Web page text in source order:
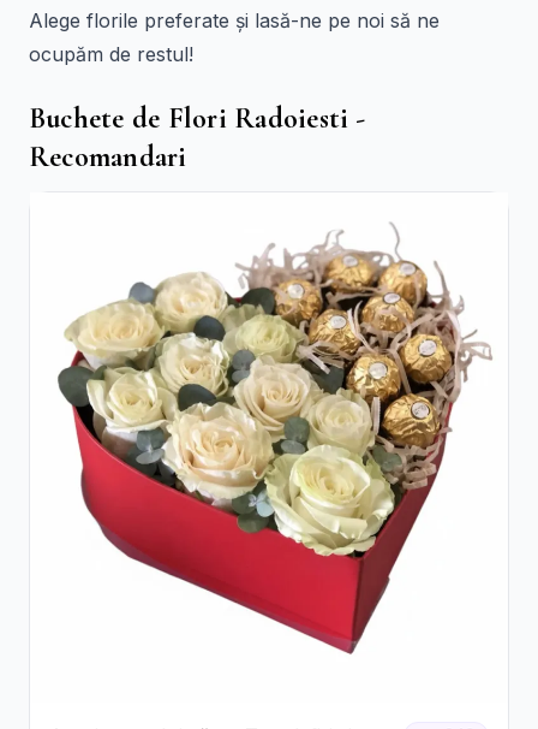
Alege florile preferate și lasă-ne pe noi să ne
ocupăm de restul!
Buchete de Flori Radoiesti -
Recomandari